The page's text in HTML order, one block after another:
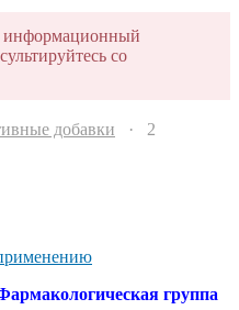
информационный
со
добавки · 2
группа